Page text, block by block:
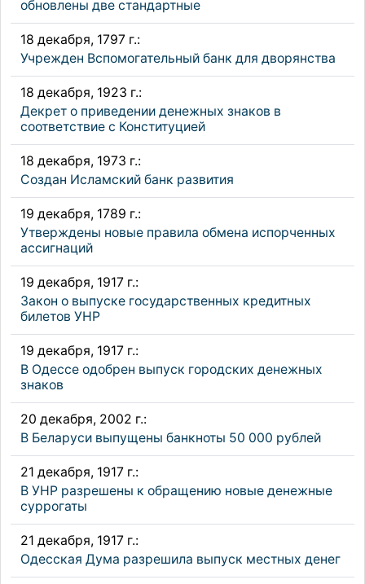
обновлены две стандартные
18 декабря, 1797 г.:
Учрежден Вспомогательный банк для дворянства
18 декабря, 1923 г.:
Декрет о приведении денежных знаков в
соответствие с Конституцией
18 декабря, 1973 г.:
Создан Исламский банк развития
19 декабря, 1789 г.:
Утверждены новые правила обмена испорченных
ассигнаций
19 декабря, 1917 г.:
Закон о выпуске государственных кредитных
билетов УНР
19 декабря, 1917 г.:
В Одессе одобрен выпуск городских денежных
знаков
20 декабря, 2002 г.:
В Беларуси выпущены банкноты 50 000 рублей
21 декабря, 1917 г.:
В УНР разрешены к обращению новые денежные
суррогаты
21 декабря, 1917 г.:
Одесская Дума разрешила выпуск местных денег